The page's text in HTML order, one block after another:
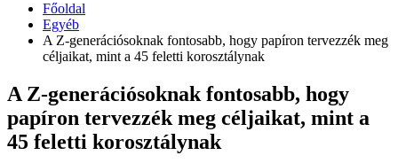
Főoldal
Egyéb
A Z-generációsoknak fontosabb, hogy papíron tervezzék meg
céljaikat, mint a 45 feletti korosztálynak
A Z-generációsoknak fontosabb, hogy
papíron tervezzék meg céljaikat, mint a
45 feletti korosztálynak